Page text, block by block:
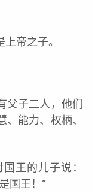
帝之子。
父子二人，他们
能力、权柄、
王的儿子说：
国王！”